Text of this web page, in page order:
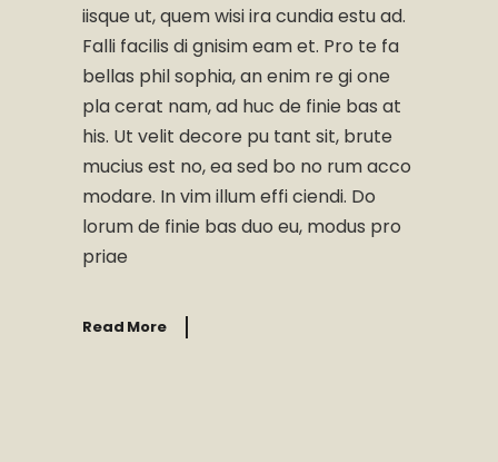
iisque ut, quem wisi ira cundia estu ad.
Falli facilis di gnisim eam et. Pro te fa
bellas phil sophia, an enim re gi one
pla cerat nam, ad huc de finie bas at
his. Ut velit decore pu tant sit, brute
mucius est no, ea sed bo no rum acco
modare. In vim illum effi ciendi. Do
lorum de finie bas duo eu, modus pro
priae
Read More